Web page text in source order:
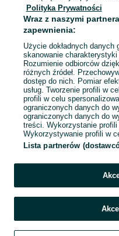
Mapa miejscowości
Mapa ministron
Popularne wyszukiwania
Polityka Prywatności
Wraz z naszymi
zapewnienia:
Użycie dokładnych
skanowanie
Rozumienie odbiorców
różnych źródeł.
dostęp do nich. Pomiar
usług. Tworzenie profili w
profili w celu
ograniczonych danych do
ograniczonych danych do
treści. Wykorzystanie
Wykorzystywanie profili w
Lista partnerów